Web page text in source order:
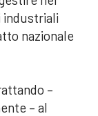
industriali
nazionale
–
– al